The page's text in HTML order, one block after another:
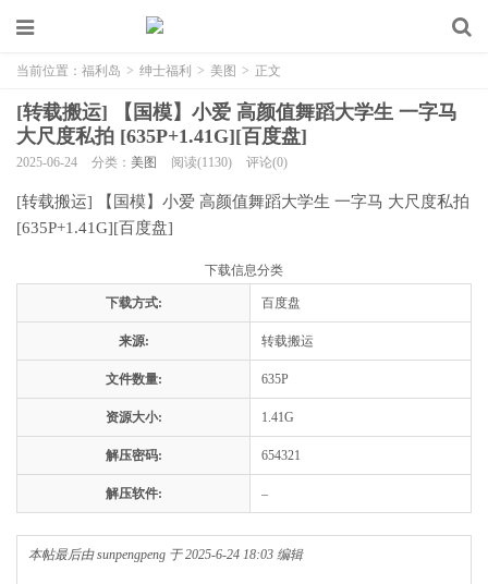
当前位置： 福利岛 > 绅士福利 > 美图 > 正文
[转载搬运] 【国模】小爱 高颜值舞蹈大学生 一字马
大尺度私拍 [635P+1.41G][百度盘]
2025-06-24 分类： 美图 阅读(1130) 评论(0)
[转载搬运] 【国模】小爱 高颜值舞蹈大学生 一字马 大尺度私拍
[635P+1.41G][百度盘]
下载信息分类
下载方式: 百度盘
来源: 转载搬运
文件数量: 635P
资源大小: 1.41G
解压密码: 654321
解压软件: –
本帖最后由 sunpengpeng 于 2025-6-24 18:03 编辑